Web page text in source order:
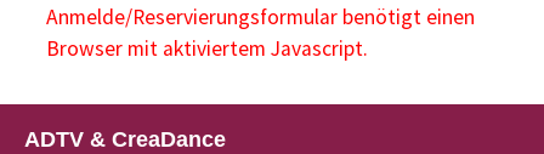
Anmelde/Reservierungsformular benötigt einen
Browser mit aktiviertem Javascript.
ADTV & CreaDance